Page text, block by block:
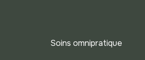
Soins omnipratique